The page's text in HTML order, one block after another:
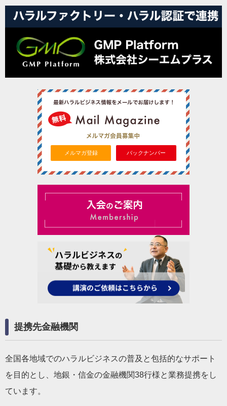
メルマガ登録 バックナンバー
提携先金融機関
全国各地域でのハラルビジネスの普及と包括的なサポート
を目的とし、地銀・信金の金融機関38行様と業務提携をし
ています。